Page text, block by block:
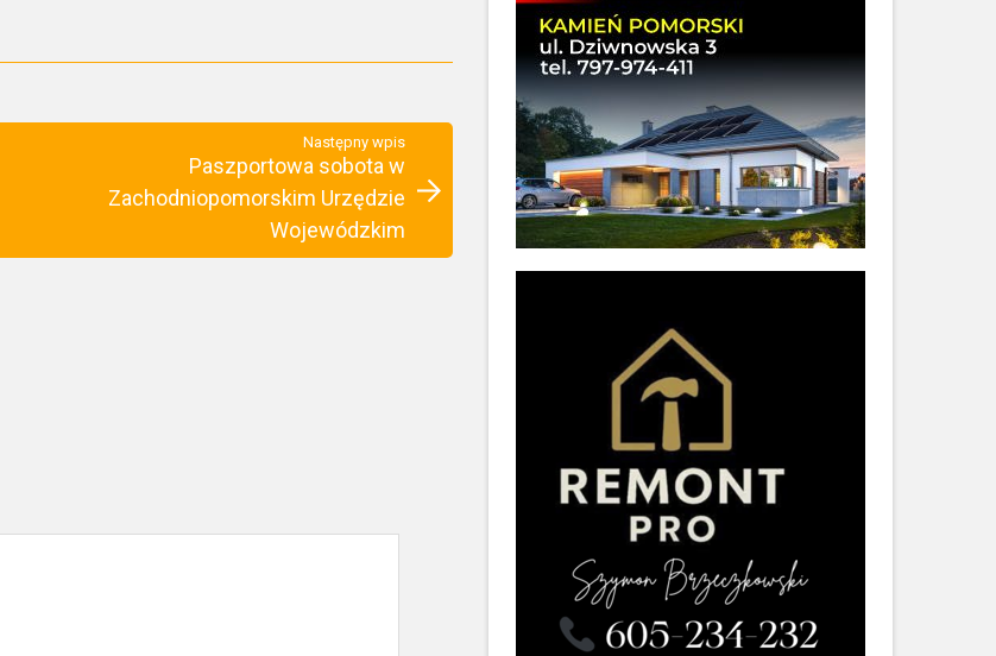
Następny wpis
Paszportowa sobota w
Zachodniopomorskim Urzędzie
Wojewódzkim